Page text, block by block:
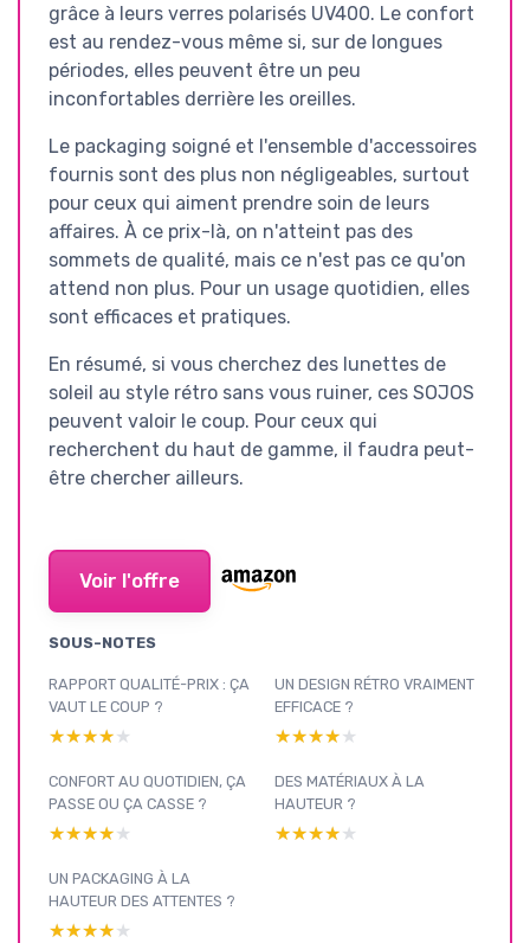
grâce à leurs verres polarisés UV400. Le confort
est au rendez-vous même si, sur de longues
périodes, elles peuvent être un peu
inconfortables derrière les oreilles.
Le packaging soigné et l'ensemble d'accessoires
fournis sont des plus non négligeables, surtout
pour ceux qui aiment prendre soin de leurs
affaires. À ce prix-là, on n'atteint pas des
sommets de qualité, mais ce n'est pas ce qu'on
attend non plus. Pour un usage quotidien, elles
sont efficaces et pratiques.
En résumé, si vous cherchez des lunettes de
soleil au style rétro sans vous ruiner, ces SOJOS
peuvent valoir le coup. Pour ceux qui
recherchent du haut de gamme, il faudra peut-
être chercher ailleurs.
Voir l'offre
SOUS-NOTES
RAPPORT QUALITÉ-PRIX : ÇA
VAUT LE COUP ?
★★★★★
★★★★★
UN DESIGN RÉTRO VRAIMENT
EFFICACE ?
★★★★★
★★★★★
CONFORT AU QUOTIDIEN, ÇA
PASSE OU ÇA CASSE ?
★★★★★
★★★★★
DES MATÉRIAUX À LA
HAUTEUR ?
★★★★★
★★★★★
UN PACKAGING À LA
HAUTEUR DES ATTENTES ?
★★★★★
★★★★★